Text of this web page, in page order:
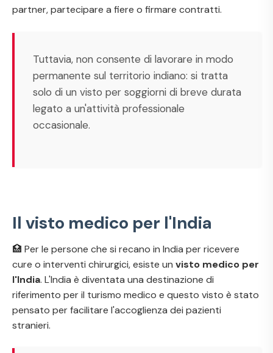
partner, partecipare a fiere o firmare contratti.
Tuttavia, non consente di lavorare in modo
permanente sul territorio indiano: si tratta
solo di un visto per soggiorni di breve durata
legato a un'attività professionale
occasionale.
Il visto medico per l'India
🏥 Per le persone che si recano in India per ricevere
cure o interventi chirurgici, esiste un visto medico per
l'India. L'India è diventata una destinazione di
riferimento per il turismo medico e questo visto è stato
pensato per facilitare l'accoglienza dei pazienti
stranieri.